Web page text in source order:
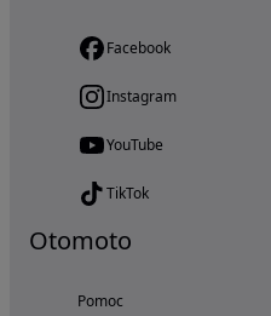
Facebook
Instagram
YouTube
TikTok
Otomoto
Pomoc